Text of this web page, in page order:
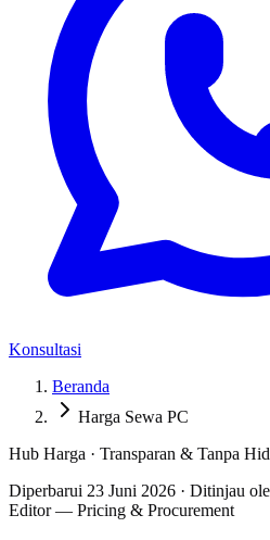
Konsultasi
Beranda
Harga Sewa PC
Hub Harga · Transparan & Tanpa
Diperbarui 23 Juni 2026 · Ditinjau
Editor — Pricing & Procurement